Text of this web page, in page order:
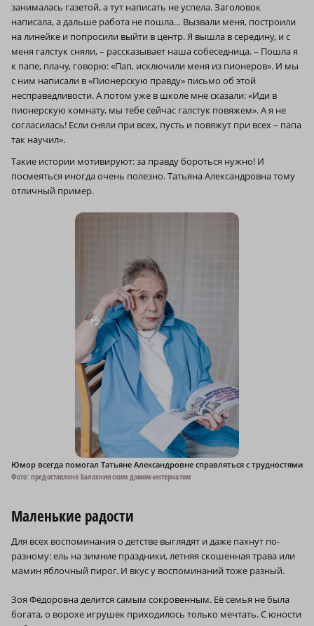
занималась газетой, а тут написать не успела. Заголовок
написала, а дальше работа не пошла… Вызвали меня, построили
на линейке и попросили выйти в центр. Я вышла в середину, и с
меня галстук сняли, – рассказывает наша собеседница. – Пошла я
к папе, плачу, говорю: «Пап, исключили меня из пионеров». И мы
с ним написали в «Пионерскую правду» письмо об этой
несправедливости. А потом уже в школе мне сказали: «Иди в
пионерскую комнату, мы тебе сейчас галстук повяжем». А я не
согласилась! Если сняли при всех, пусть и повяжут при всех – папа
так научил».
Такие истории мотивируют: за правду бороться нужно! И
посмеяться иногда очень полезно. Татьяна Александровна тому
отличный пример.
Юмор всегда помогал Татьяне Александровне справляться с трудностями
Фото: предоставлено Балахнинским домом-интернатом
Маленькие радости
Для всех воспоминания о детстве выглядят и даже пахнут по-
разному: ель на зимние праздники, летняя скошенная трава или
мамин яблочный пирог. И вкус у воспоминаний тоже разный.
Зоя Фёдоровна делится самым сокровенным. Её семья не была
богата, о ворохе игрушек приходилось только мечтать. С юности